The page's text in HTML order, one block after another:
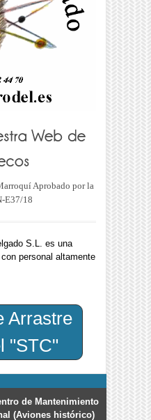
Aprobado por la
E37/18
S.L. es una
personal altamente
Arrastre
"STC"
de Mantenimiento
(Aviones histórico)